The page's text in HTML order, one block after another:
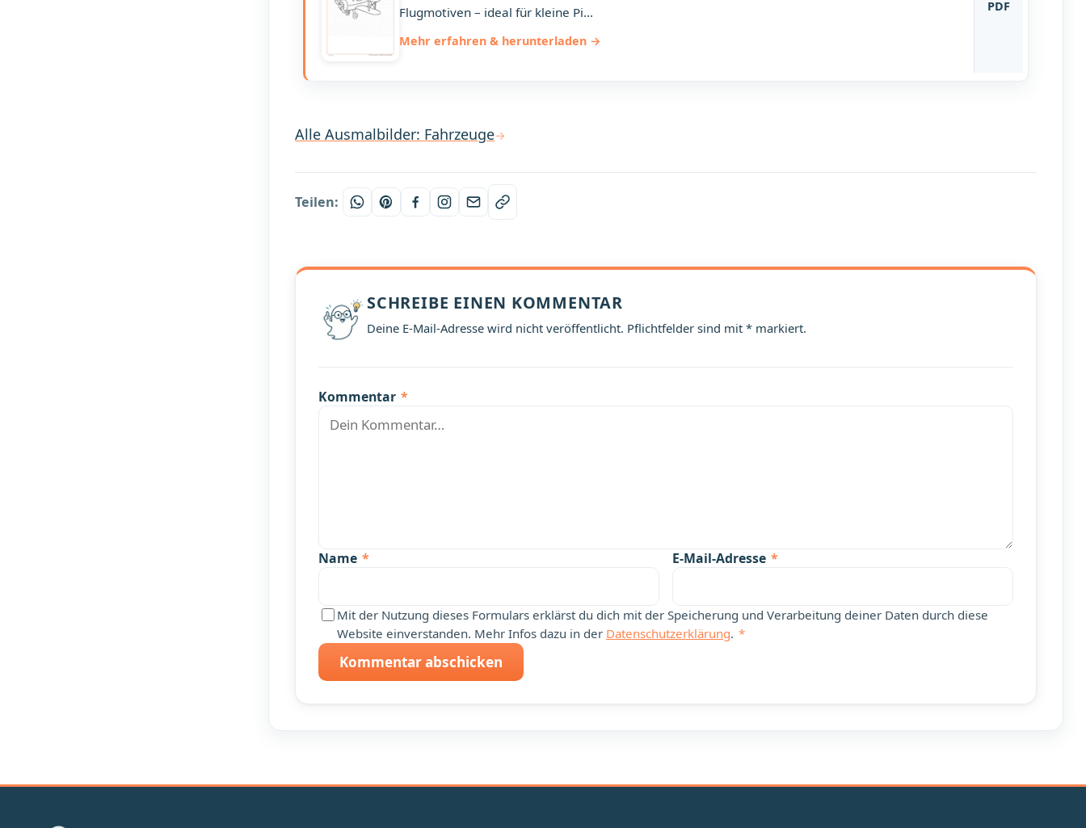
Flugmotiven – ideal für kleine Pi...
Mehr erfahren & herunterladen
PDF
Alle Ausmalbilder: Fahrzeuge
Teilen:
SCHREIBE EINEN KOMMENTAR
Deine E-Mail-Adresse wird nicht veröffentlicht. Pflichtfelder sind mit * markiert.
Kommentar *
Name * E-Mail-Adresse *
Mit der Nutzung dieses Formulars erklärst du dich mit der Speicherung und Verarbeitung deiner Daten durch diese
Website einverstanden. Mehr Infos dazu in der Datenschutzerklärung. *
Kommentar abschicken